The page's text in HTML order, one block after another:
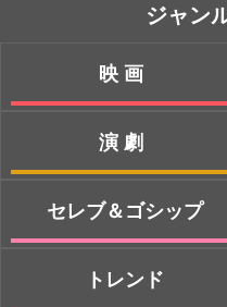
ジャン
映画
演劇
セレブ＆ゴシップ
トレンド